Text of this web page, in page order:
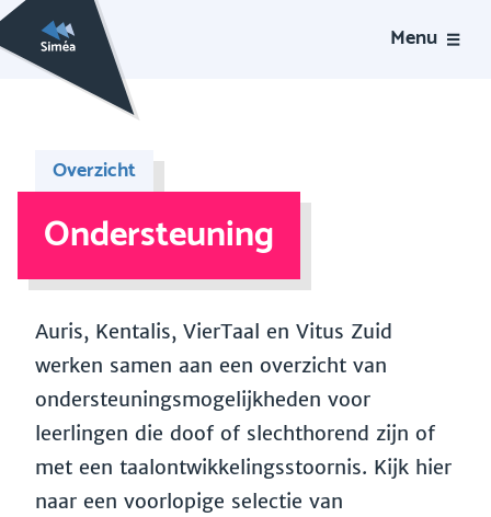
Menu
Overzicht
Ondersteuning
Auris, Kentalis, VierTaal en Vitus Zuid
werken samen aan een overzicht van
ondersteuningsmogelijkheden voor
leerlingen die doof of slechthorend zijn of
met een taalontwikkelingsstoornis. Kijk hier
naar een voorlopige selectie van